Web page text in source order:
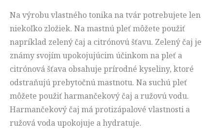
Na výrobu vlastného tonika na tvár potrebujete len
niekoľko zložiek. Na mastnú pleť môžete použiť
napríklad zelený čaj a citrónovú šťavu. Zelený čaj je
známy svojím upokojujúcim účinkom na pleť a
citrónová šťava obsahuje prírodné kyseliny, ktoré
odstraňujú prebytočnú mastnotu. Na suchú pleť
môžete použiť harmančekový čaj a ružovú vodu.
Harmančekový čaj má protizápalové vlastnosti a
ružová voda upokojuje a hydratuje.